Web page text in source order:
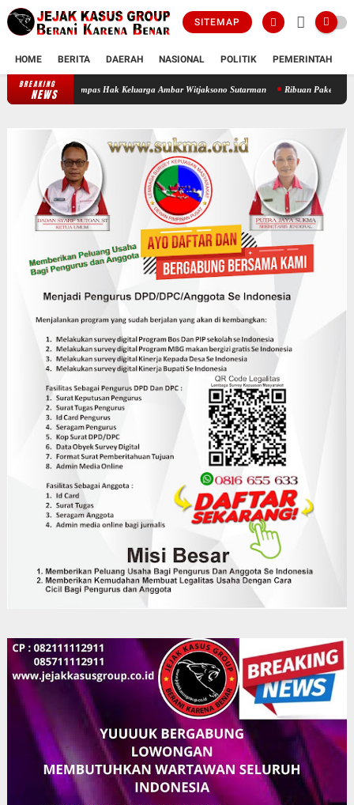
SITEMAP
HOME BERITA DAERAH NASIONAL POLITIK PEMERINTAH
BREAKING
NEWSOknum Polisi Kebon Jeruk Jadi Backing Mafia Tanah Merampas Hak Keluarga